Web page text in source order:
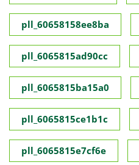
pll_60658158ee8ba
pll_6065815ad90cc
pll_6065815ba15a0
pll_6065815ce1b1c
pll_6065815e7cf6e